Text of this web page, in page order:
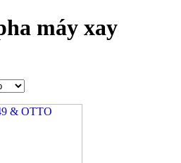
máy xay